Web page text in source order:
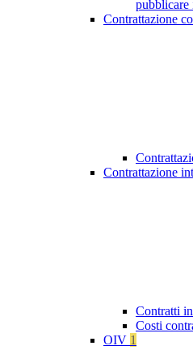
pubblicare
Contrattazione
Contrattazione
Contratti
Costi
OIV 1